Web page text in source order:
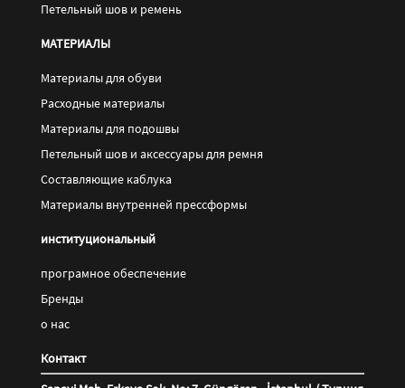
Петельный шов и ремень
МАТЕРИАЛЫ
Материалы для обуви
Pасходные материалы
Материалы для подошвы
Петельный шов и аксессуары для ремня
Составляющие каблука
Материалы внутренней прессформы
институциональный
програмное обеспечение
Бренды
о нас
Контакт